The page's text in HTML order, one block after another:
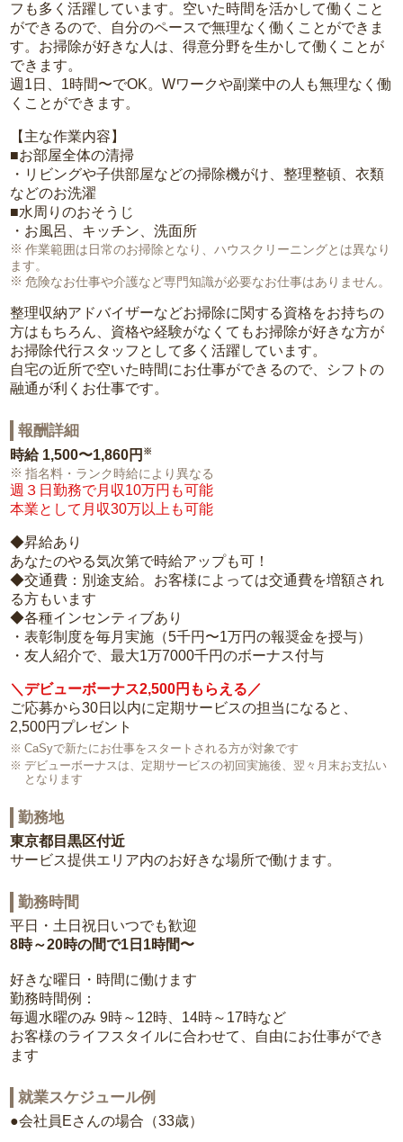
フも多く活躍しています。空いた時間を活かして働くこと
ができるので、自分のペースで無理なく働くことができま
す。お掃除が好きな人は、得意分野を生かして働くことが
できます。
週1日、1時間〜でOK。Wワークや副業中の人も無理なく働
くことができます。
【主な作業内容】
■お部屋全体の清掃
・リビングや子供部屋などの掃除機がけ、整理整頓、衣類
などのお洗濯
■水周りのおそうじ
・お風呂、キッチン、洗面所
作業範囲は日常のお掃除となり、ハウスクリーニングとは異なり
ます。
危険なお仕事や介護など専門知識が必要なお仕事はありません。
整理収納アドバイザーなどお掃除に関する資格をお持ちの
方はもちろん、資格や経験がなくてもお掃除が好きな方が
お掃除代行スタッフとして多く活躍しています。
自宅の近所で空いた時間にお仕事ができるので、シフトの
融通が利くお仕事です。
報酬詳細
時給 1,500〜1,860円 ※
指名料・ランク時給により異なる
週３日勤務で月収10万円も可能
本業として月収30万以上も可能
◆昇給あり
あなたのやる気次第で時給アップも可！
◆交通費：別途支給。お客様によっては交通費を増額され
る方もいます
◆各種インセンティブあり
・表彰制度を毎月実施（5千円〜1万円の報奨金を授与）
・友人紹介で、最大1万7000千円のボーナス付与
＼デビューボーナス2,500円もらえる／
ご応募から30日以内に定期サービスの担当になると、
2,500円プレゼント
CaSyで新たにお仕事をスタートされる方が対象です
デビューボーナスは、定期サービスの初回実施後、翌々月末お支払い
となります
勤務地
東京都目黒区付近
サービス提供エリア内のお好きな場所で働けます。
勤務時間
平日・土日祝日いつでも歓迎
8時～20時の間で1日1時間〜
好きな曜日・時間に働けます
勤務時間例：
毎週水曜のみ 9時～12時、14時～17時など
お客様のライフスタイルに合わせて、自由にお仕事ができ
ます
就業スケジュール例
●会社員Eさんの場合（33歳）